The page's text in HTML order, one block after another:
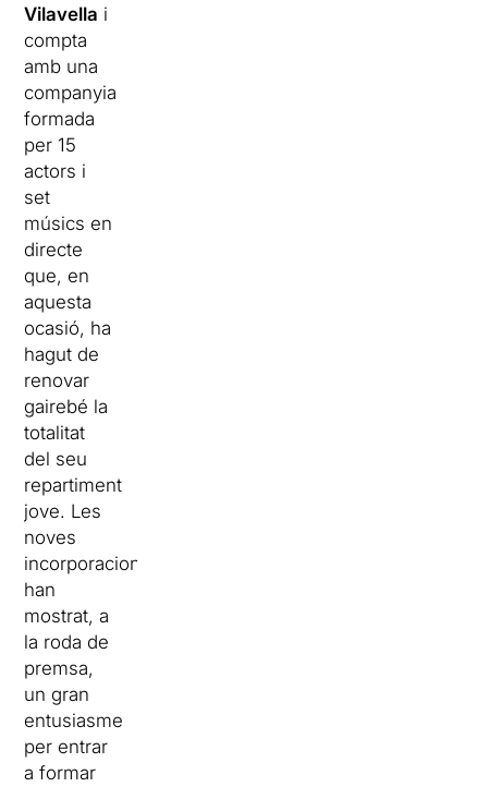
Vilavella i
compta
amb una
companyia
formada
per 15
actors i
set
músics en
directe
que, en
aquesta
ocasió, ha
hagut de
renovar
gairebé la
totalitat
del seu
repartiment
jove. Les
noves
incorporacions
han
mostrat, a
la roda de
premsa,
un gran
entusiasme
per entrar
a formar